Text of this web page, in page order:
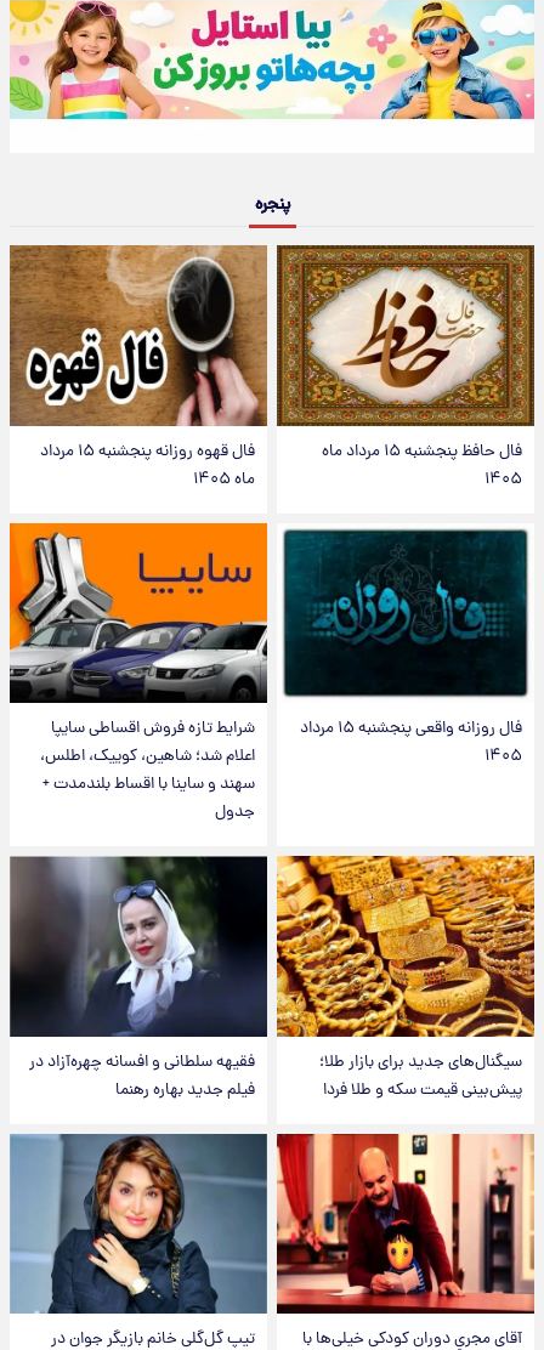
پنجره
فال حافظ پنجشنبه ۱۵ مرداد ماه
۱۴۰۵
فال قهوه روزانه پنجشنبه ۱۵ مرداد
ماه ۱۴۰۵
فال روزانه واقعی پنجشنبه ۱۵ مرداد
۱۴۰۵
شرایط تازه فروش اقساطی سایپا
اعلام شد؛ شاهین، کوییک، اطلس،
سهند و ساینا با اقساط بلندمدت +
جدول
سیگنال‌های جدید برای بازار طلا؛
پیش‌بینی قیمت سکه و طلا فردا
فقیهه سلطانی و افسانه چهره‌آزاد در
فیلم جدید بهاره رهنما
آقای مجریِ دوران کودکی خیلی‌ها با
تیپ گل‌گلی خانم بازیگر جوان در